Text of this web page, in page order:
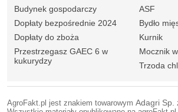
Budynek gospodarczy
Dopłaty bezpośrednie 2024
Dopłaty do zboża
Przestrzegasz GAEC 6 w
kukurydzy
ASF
Bydło
Kurnik
Mocznik
Trzoda
AgroFakt.pl jest znakiem towarowym Adagri Sp.